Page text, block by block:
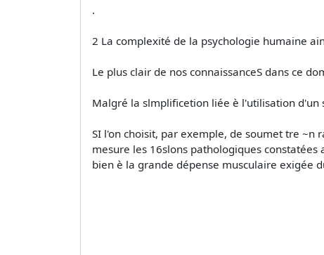
.
2 La complexité de la psychologie humaine
Le plus clair de nos connaissanceS dans ce
Malgré la slmplificetion liée è l'utilisation
SI l'on choisit, par exemple, de soumet­ tre ~n
mesure les 16slons pathologiques
bien è la grande dépense musculaire exigée